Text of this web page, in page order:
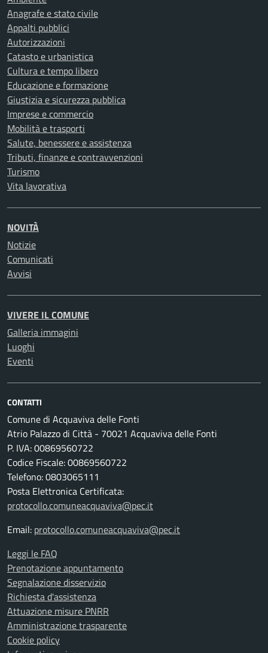
Anagrafe e stato civile
Appalti pubblici
Autorizzazioni
Catasto e urbanistica
Cultura e tempo libero
Educazione e formazione
Giustizia e sicurezza pubblica
Imprese e commercio
Mobilità e trasporti
Salute, benessere e assistenza
Tributi, finanze e contravvenzioni
Turismo
Vita lavorativa
NOVITÀ
Notizie
Comunicati
Avvisi
VIVERE IL COMUNE
Galleria immagini
Luoghi
Eventi
CONTATTI
Comune di Acquaviva delle Fonti
Atrio Palazzo di Città - 70021 Acquaviva delle Fonti
P. IVA: 00869560722
Codice Fiscale: 00869560722
Telefono: 0803065111
Posta Elettronica Certificata:
protocollo.comuneacquaviva@pec.it
Email: protocollo.comuneacquaviva@pec.it
Leggi le FAQ
Prenotazione appuntamento
Segnalazione disservizio
Richiesta d'assistenza
Attuazione misure PNRR
Amministrazione trasparente
Cookie policy